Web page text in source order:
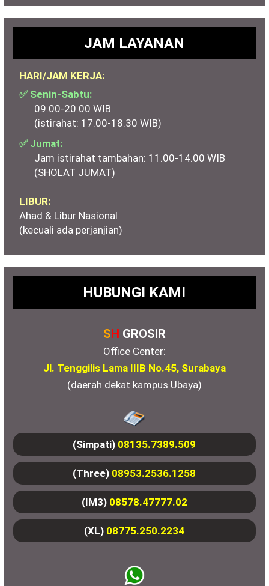
JAM LAYANAN
HARI/JAM KERJA:
✅ Senin-Sabtu:
09.00-20.00 WIB
(istirahat: 17.00-18.30 WIB)
✅ Jumat:
Jam istirahat tambahan: 11.00-14.00 WIB
(SHOLAT JUMAT)
LIBUR:
Ahad & Libur Nasional
(kecuali ada perjanjian)
HUBUNGI KAMI
SH GROSIR
Office Center:
Jl. Tenggilis Lama IIIB No.45, Surabaya
(daerah dekat kampus Ubaya)
(Simpati) 08135.7389.509
(Three) 08953.2536.1258
(IM3) 08578.47777.02
(XL) 08775.250.2234